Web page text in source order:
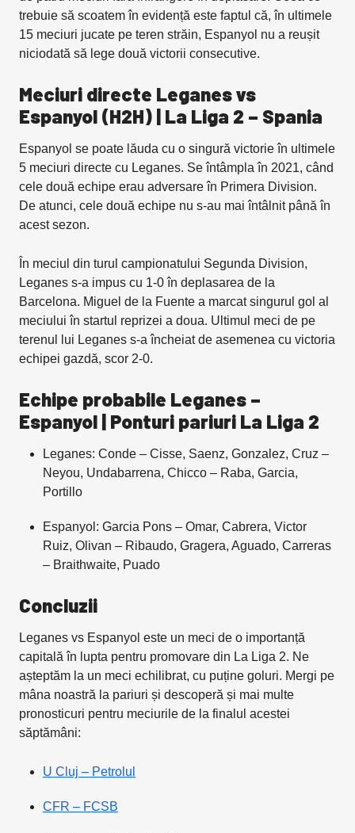
trebuie să scoatem în evidență este faptul că, în ultimele
15 meciuri jucate pe teren străin, Espanyol nu a reușit
niciodată să lege două victorii consecutive.
Meciuri directe Leganes vs
Espanyol (H2H) | La Liga 2 – Spania
Espanyol se poate lăuda cu o singură victorie în ultimele
5 meciuri directe cu Leganes. Se întâmpla în 2021, când
cele două echipe erau adversare în Primera Division.
De atunci, cele două echipe nu s-au mai întâlnit până în
acest sezon.
În meciul din turul campionatului Segunda Division,
Leganes s-a impus cu 1-0 în deplasarea de la
Barcelona. Miguel de la Fuente a marcat singurul gol al
meciului în startul reprizei a doua. Ultimul meci de pe
terenul lui Leganes s-a încheiat de asemenea cu victoria
echipei gazdă, scor 2-0.
Echipe probabile Leganes –
Espanyol | Ponturi pariuri La Liga 2
Leganes: Conde – Cisse, Saenz, Gonzalez, Cruz –
Neyou, Undabarrena, Chicco – Raba, Garcia,
Portillo
Espanyol: Garcia Pons – Omar, Cabrera, Victor
Ruiz, Olivan – Ribaudo, Gragera, Aguado, Carreras
– Braithwaite, Puado
Concluzii
Leganes vs Espanyol este un meci de o importanță
capitală în lupta pentru promovare din La Liga 2. Ne
așteptăm la un meci echilibrat, cu puține goluri. Mergi pe
mâna noastră la pariuri și descoperă și mai multe
pronosticuri pentru meciurile de la finalul acestei
săptămâni:
U Cluj – Petrolul
CFR – FCSB